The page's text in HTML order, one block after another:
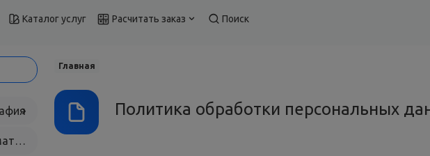
Каталог услуг Расчитать заказ Поиск
nB
Главная
Политика обработки персональных